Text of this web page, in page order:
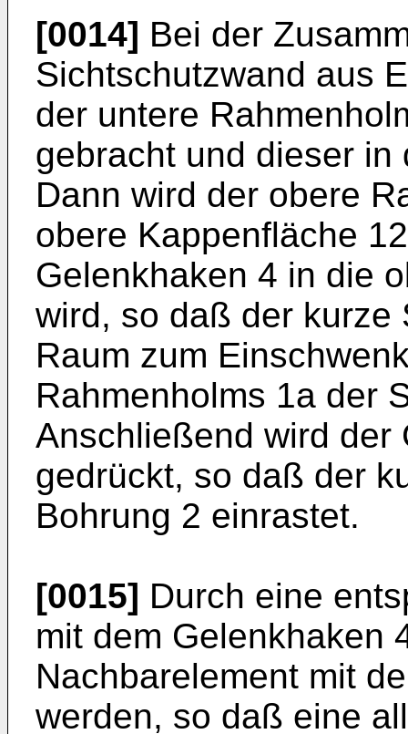
[0014] Bei der
Sichtschutzwand aus
der untere
gebracht und dieser
Dann wird der obere
obere Kappenfläche
Gelenkhaken 4 in die
wird, so daß der kurze
Raum zum
Rahmenholms 1a der
Anschließend wird der
gedrückt, so daß der
Bohrung 2 einrastet.
[0015] Durch eine
mit dem Gelenkhaken
Nachbarelement mit
werden, so daß eine